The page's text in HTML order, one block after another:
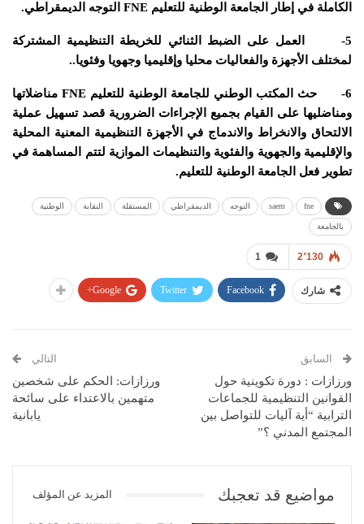
الكاملة في إطار الجامعة الوطنية للتعليم FNE التوجه الديمقراطي.
5-
العمل على الضبط الثنائي للخريطة التنظيمية المشتركة
لمختلف الأجهزة والفعاليات محليا وإقليميا وجهويا وفئويا..
6- حث المكتب الوطني للجامعة الوطنية للتعليم FNE مناضلاتها
ومناضليها على القيام بجميع الإجراءات الضرورية قصد تسهيل عملية
الالتحاق والانخراط والاندماج في الأجهزة التنظيمية المعنية المحلية
والإقليمية والجهوية والفئوية والتنظيمات الموازية لتتم المساهمة في
تطوير فعل الجامعة الوطنية للتعليم.
fne
saem التوجه الديمقراطي المستقلة النقابة الوطنية
بالجامعة
1 2٬130
شارك Facebook
Twitter
Google+
السابق
ورزازات : دورة تكوينية حول
القوانين التنظيمية للجماعات
الترابية “أية آليات للتواصل بين
المجتمع المدني ؟”
التالي
ورزازات: الحكم على شخصين
متهمين بالاعتداء على سائحة
يابانية
مواضيع قد تعجبك المزيد عن المؤلف